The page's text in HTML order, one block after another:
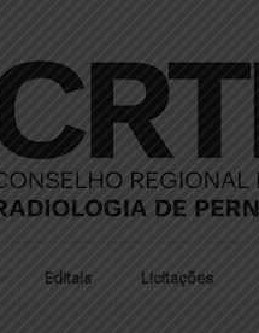
Editais Licitações